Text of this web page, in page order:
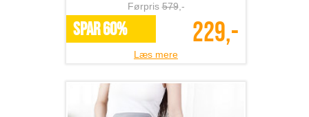
Førpris579,-
SPAR 60% 229,-
Læs mere